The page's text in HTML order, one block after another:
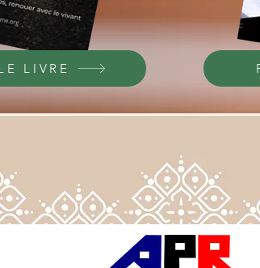
LIVRE